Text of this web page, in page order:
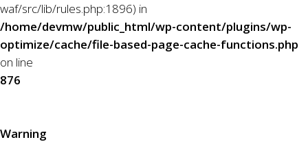
waf/src/lib/rules.php:1896) in
/home/devmw/public_html/wp-content/plugins/wp-
optimize/cache/file-based-page-cache-functions.php
on line
876
Warning